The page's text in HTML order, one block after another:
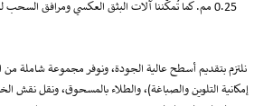
0.25 مم. كما تُمكّننا آلات البثق العكسي ومرافق السحب
نلتزم بتقديم أسطح عالية الجودة، ونوفر مجموعة شاملة
إمكانية التلوين والصباغة)، والطلاء بالمسحوق، ونقل نقش